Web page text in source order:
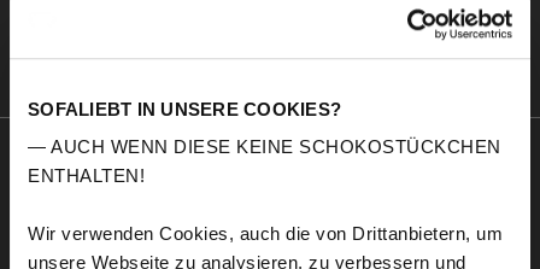
SOFALIEBT IN UNSERE COOKIES?
— AUCH WENN DIESE KEINE SCHOKOSTÜCKCHEN
ENTHALTEN!
Wir verwenden Cookies, auch die von Drittanbietern, um
unsere Webseite zu analysieren, zu verbessern und
Sensoo
A propos de nous
Service
Échantillons de tissus